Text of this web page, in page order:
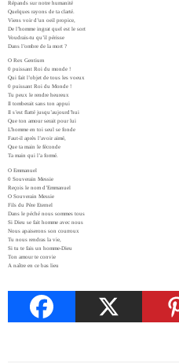
Répands sur notre humanité
Quelques rayons de ta clarté.
Viens voir d’un oeil propice,
De l’homme ingrat quel est le sort
Voudrais-tu qu’il périsse
Dans l’ombre de la mort ?
O Rex Gentium
0 puissant Roi du monde !
Qui fait l’objet de tous les voeux
0 puissant Roi du Monde !
Tu peux le rendre heureux
Il tomberait sans ton appui
Il s’est flatté jusqu’aujourd’hui
Que ton amour serait pour lui
L’homme en toi seul se fonde
Faut-il après l’avoir aimé,
Que ta main le féconde
Ta main qui l’a formé.
O Emmanuel
0 Souverain Messie
Reçois le nom d’Emmanuel
O Souverain Messie
Fils du Père Eternel
Dans le péché nous sommes tous
Si Dieu se fait homme avec nous
Nous apaiserons son courroux
Tu nous rendras la vie,
Si tu te fais un homme-Dieu
Ton amour te convie
A naître en ce bas lieu